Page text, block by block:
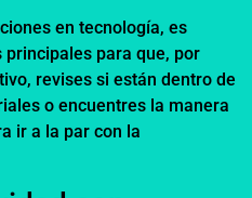
en tecnología, es
para que, por
revises si están dentro de
o encuentres la manera
ir a la par con la